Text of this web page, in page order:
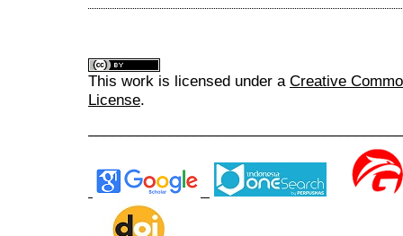
This work is licensed under a Creative
License.